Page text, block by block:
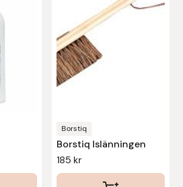
Borstiq
Borstiq Islänningen
185 kr